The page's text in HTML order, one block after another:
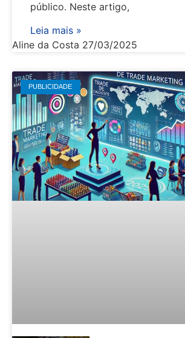
público. Neste artigo,
Leia mais »
Aline da Costa 27/03/2025
PUBLICIDADE